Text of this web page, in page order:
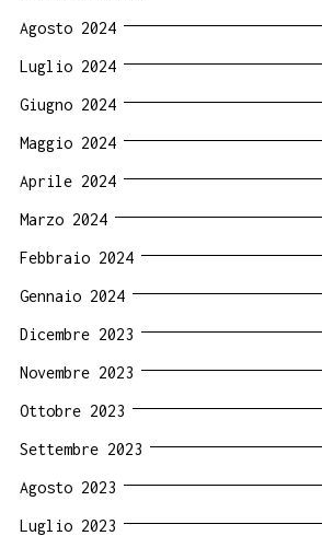
Agosto 2024
Luglio 2024
Giugno 2024
Maggio 2024
Aprile 2024
Marzo 2024
Febbraio 2024
Gennaio 2024
Dicembre 2023
Novembre 2023
Ottobre 2023
Settembre 2023
Agosto 2023
Luglio 2023